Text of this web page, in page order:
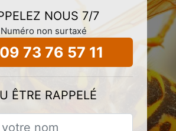
NOUS 7/7
Numéro non surtaxé
09 73 76 57 11
ÊTRE RAPPELÉ